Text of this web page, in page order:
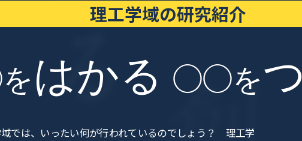
理工学域の研究紹介
はかる ◯◯を
では、いったい何が行われているのでしょう？ 理工学